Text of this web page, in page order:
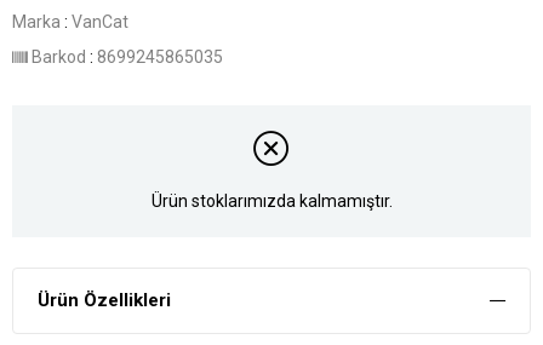
Marka : VanCat
Barkod : 8699245865035
Ürün stoklarımızda kalmamıştır.
Ürün Özellikleri